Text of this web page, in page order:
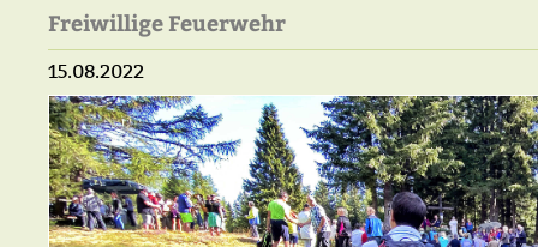
Freiwillige Feuerwehr
15.08.2022